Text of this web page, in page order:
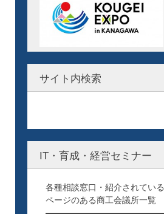
サイト内検索
IT・育成・経営セミナー
各種相談窓口・紹介されている
ページのある商工会議所一覧